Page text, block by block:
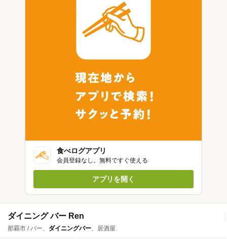
食べログアプリ
会員登録なし。無料ですぐ使える
アプリを開く
ダイニング バー Ren
那覇市 / バー、 ダイニングバー、居酒屋